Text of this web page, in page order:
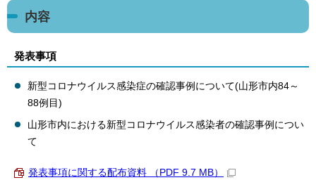
内容
発表事項
新型コロナウイルス感染症の確認事例について(山形市内84～
88例目)
山形市内における新型コロナウイルス感染者の確認事例につい
て
発表事項に関する配布資料 （PDF 9.7 MB）